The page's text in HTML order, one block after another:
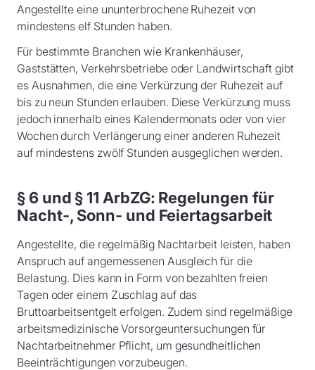
Angestellte eine ununterbrochene Ruhezeit von
mindestens elf Stunden haben.
Für bestimmte Branchen wie Krankenhäuser,
Gaststätten, Verkehrsbetriebe oder Landwirtschaft gibt
es Ausnahmen, die eine Verkürzung der Ruhezeit auf
bis zu neun Stunden erlauben. Diese Verkürzung muss
jedoch innerhalb eines Kalendermonats oder von vier
Wochen durch Verlängerung einer anderen Ruhezeit
auf mindestens zwölf Stunden ausgeglichen werden.
§ 6 und § 11 ArbZG: Regelungen für
Nacht-, Sonn- und Feiertagsarbeit
Angestellte, die regelmäßig Nachtarbeit leisten, haben
Anspruch auf angemessenen Ausgleich für die
Belastung. Dies kann in Form von bezahlten freien
Tagen oder einem Zuschlag auf das
Bruttoarbeitsentgelt erfolgen. Zudem sind regelmäßige
arbeitsmedizinische Vorsorgeuntersuchungen für
Nachtarbeitnehmer Pflicht, um gesundheitlichen
Beeinträchtigungen vorzubeugen.